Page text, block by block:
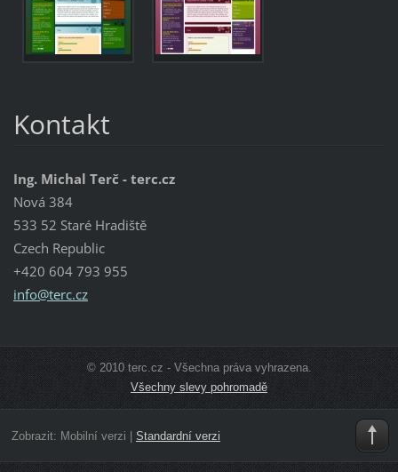
Kontakt
Ing. Michal Terč - terc.cz
Nová 384
533 52 Staré Hradiště
Czech Republic
+420 604 793 955
info@terc.cz
© 2010 terc.cz - Všechna práva vyhrazena.
Všechny slevy pohromadě
Zobrazit: Mobilní verzi Standardní verzi